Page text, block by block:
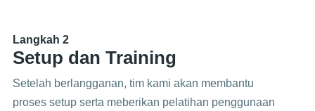
Langkah 2
Setup dan Training
Setelah berlangganan, tim kami akan membantu
proses setup serta meberikan pelatihan penggunaan